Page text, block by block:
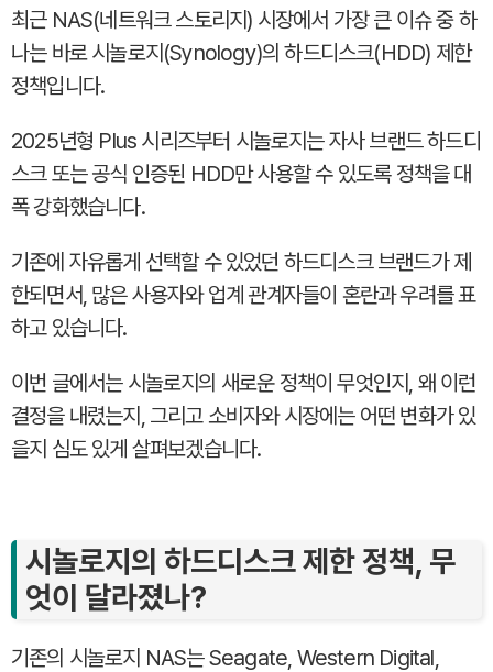
최근 NAS(네트워크 스토리지) 시장에서 가장 큰 이슈 중 하
나는 바로 시놀로지(Synology)의 하드디스크(HDD) 제한
정책입니다.
2025년형 Plus 시리즈부터 시놀로지는 자사 브랜드 하드디
스크 또는 공식 인증된 HDD만 사용할 수 있도록 정책을 대
폭 강화했습니다.
기존에 자유롭게 선택할 수 있었던 하드디스크 브랜드가 제
한되면서, 많은 사용자와 업계 관계자들이 혼란과 우려를 표
하고 있습니다.
이번 글에서는 시놀로지의 새로운 정책이 무엇인지, 왜 이런
결정을 내렸는지, 그리고 소비자와 시장에는 어떤 변화가 있
을지 심도 있게 살펴보겠습니다.
시놀로지의 하드디스크 제한 정책, 무
엇이 달라졌나?
기존의 시놀로지 NAS는 Seagate, Western Digital,